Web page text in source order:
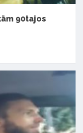
90tajos